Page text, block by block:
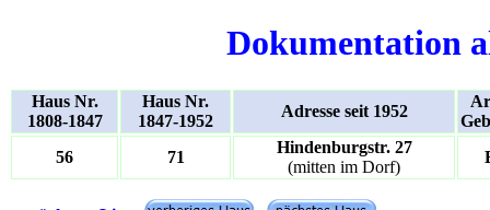
Dokumentation
Haus Nr.
1808-1847
Haus Nr.
1847-1952
Adresse seit 1952
56
71
Hindenburgstr. 27
(mitten im Dorf)